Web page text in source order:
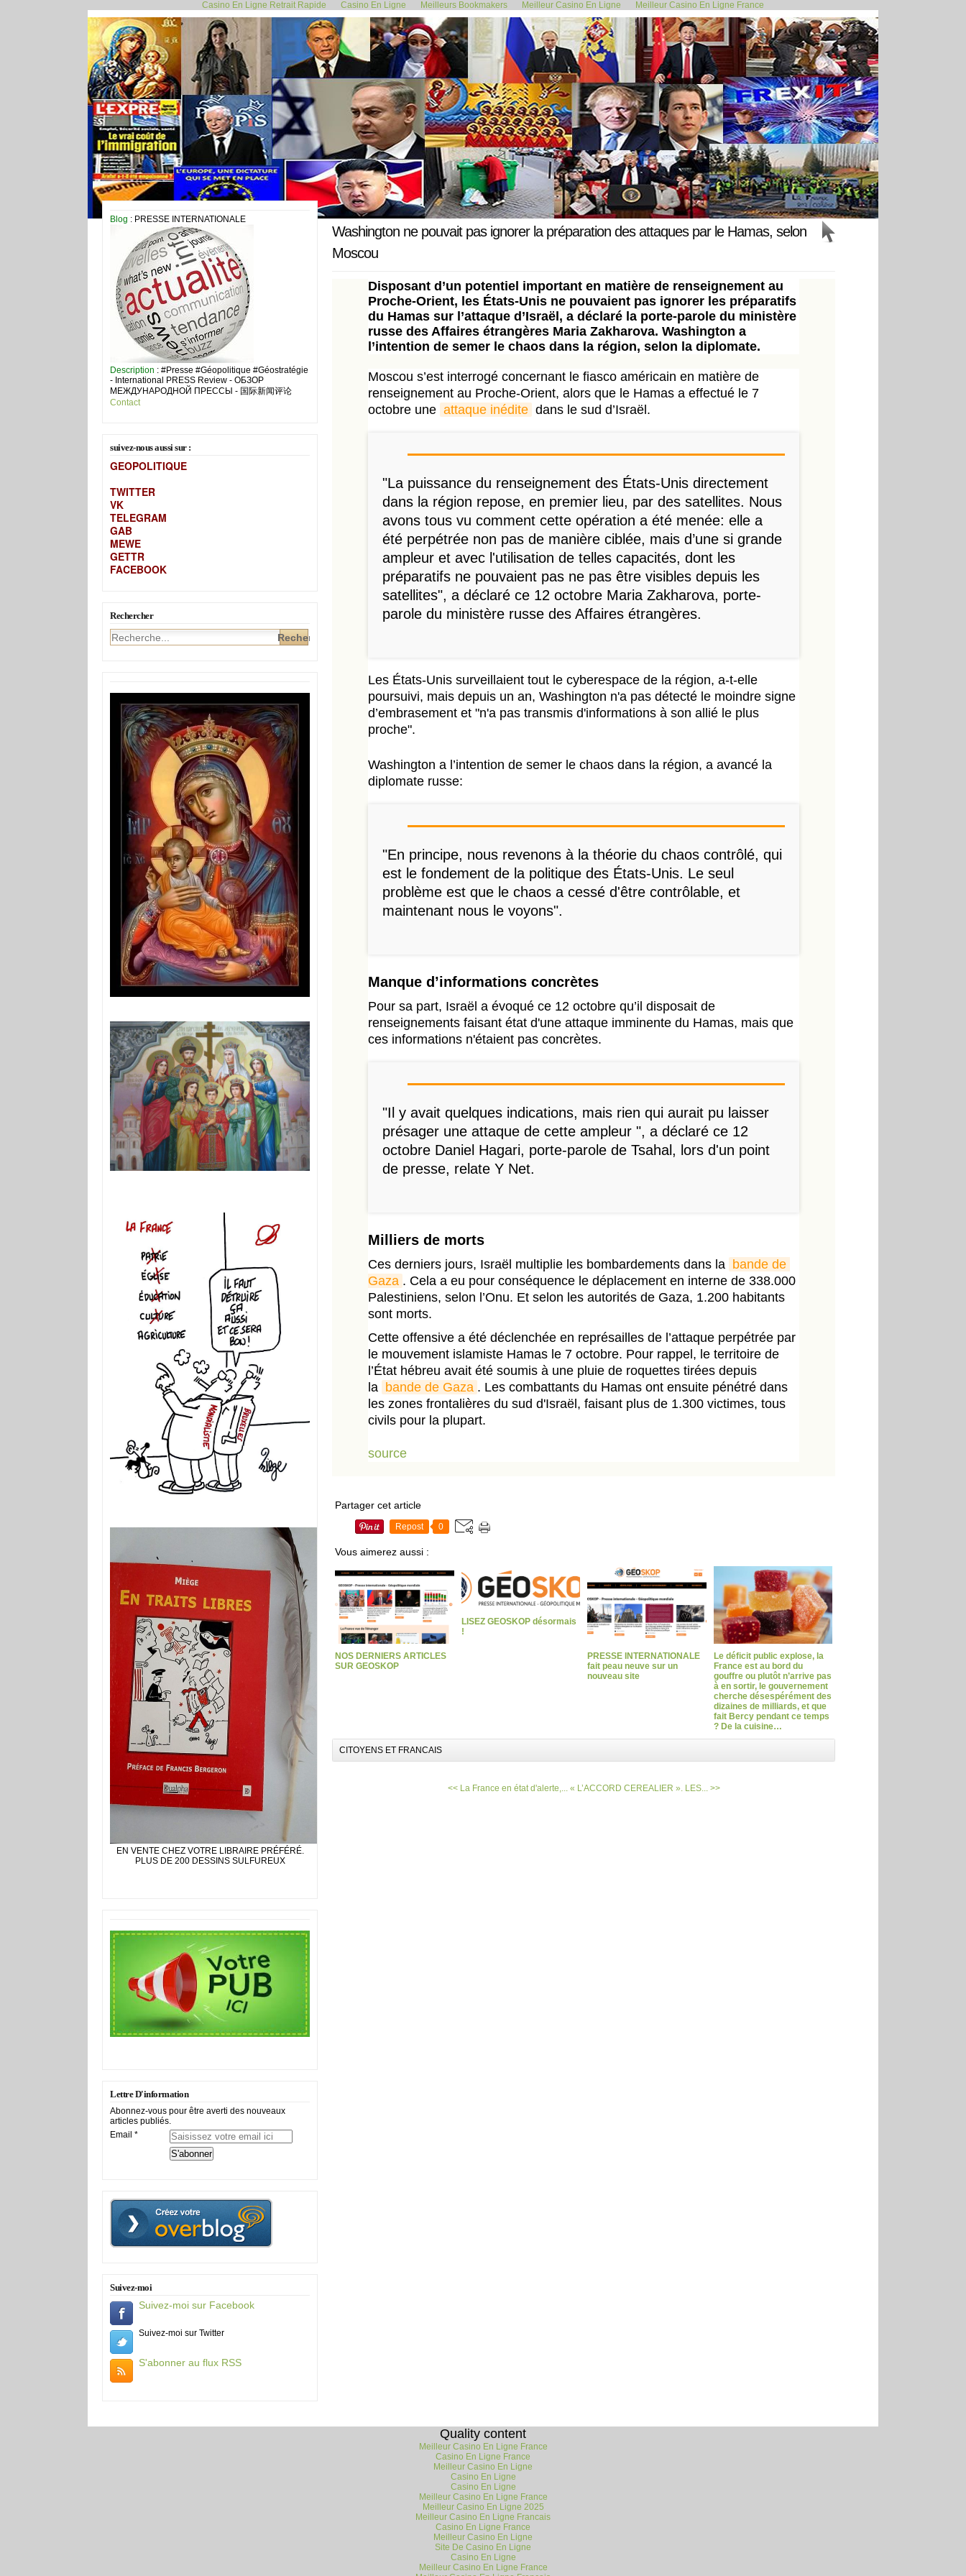
Casino En Ligne Retrait Rapide Casino En Ligne Meilleurs Bookmakers Meilleur Casino En Ligne Meilleur Casino En Ligne France
Blog : PRESSE INTERNATIONALE
Description : #Presse #Géopolitique #Géostratégie
- International PRESS Review - ОБЗОР
МЕЖДУНАРОДНОЙ ПРЕССЫ - 国际新闻评论
Contact
suivez-nous aussi sur :
GEOPOLITIQUE
TWITTER
VK
TELEGRAM
GAB
MEWE
GETTR
FACEBOOK
Rechercher
EN VENTE CHEZ VOTRE LIBRAIRE PRÉFÉRÉ.
PLUS DE 200 DESSINS SULFUREUX
Lettre D'information
Abonnez-vous pour être averti des nouveaux
articles publiés.
Email
Suivez-moi
Suivez-moi sur Facebook
Suivez-moi sur Twitter
S'abonner au flux RSS
<< La France en état d'alerte,... « L’ACCORD CEREALIER ». LES... >>
12 octobre 2023
Washington ne pouvait pas ignorer la préparation des attaques par le Hamas, selon
Moscou
Disposant d’un potentiel important en matière de renseignement au
Proche-Orient, les États-Unis ne pouvaient pas ignorer les préparatifs
du Hamas sur l’attaque d’Israël, a déclaré la porte-parole du ministère
russe des Affaires étrangères Maria Zakharova. Washington a
l’intention de semer le chaos dans la région, selon la diplomate.
Moscou s’est interrogé concernant le fiasco américain en matière de
renseignement au Proche-Orient, alors que le Hamas a effectué le 7
octobre une attaque inédite dans le sud d’Israël.
"La puissance du renseignement des États-Unis directement
dans la région repose, en premier lieu, par des satellites. Nous
avons tous vu comment cette opération a été menée: elle a
été perpétrée non pas de manière ciblée, mais d’une si grande
ampleur et avec l'utilisation de telles capacités, dont les
préparatifs ne pouvaient pas ne pas être visibles depuis les
satellites", a déclaré ce 12 octobre Maria Zakharova, porte-
parole du ministère russe des Affaires étrangères.
Les États-Unis surveillaient tout le cyberespace de la région, a-t-elle
poursuivi, mais depuis un an, Washington n'a pas détecté le moindre signe
d’embrasement et "n'a pas transmis d'informations à son allié le plus
proche".
Washington a l’intention de semer le chaos dans la région, a avancé la
diplomate russe:
"En principe, nous revenons à la théorie du chaos contrôlé, qui
est le fondement de la politique des États-Unis. Le seul
problème est que le chaos a cessé d'être contrôlable, et
maintenant nous le voyons".
Manque d’informations concrètes
Pour sa part, Israël a évoqué ce 12 octobre qu’il disposait de
renseignements faisant état d'une attaque imminente du Hamas, mais que
ces informations n'étaient pas concrètes.
"Il y avait quelques indications, mais rien qui aurait pu laisser
présager une attaque de cette ampleur ", a déclaré ce 12
octobre Daniel Hagari, porte-parole de Tsahal, lors d'un point
de presse, relate Y Net.
Milliers de morts
Ces derniers jours, Israël multiplie les bombardements dans la bande de
Gaza . Cela a eu pour conséquence le déplacement en interne de 338.000
Palestiniens, selon l’Onu. Et selon les autorités de Gaza, 1.200 habitants
sont morts.
Cette offensive a été déclenchée en représailles de l’attaque perpétrée par
le mouvement islamiste Hamas le 7 octobre. Pour rappel, le territoire de
l’État hébreu avait été soumis à une pluie de roquettes tirées depuis
la bande de Gaza . Les combattants du Hamas ont ensuite pénétré dans
les zones frontalières du sud d'Israël, faisant plus de 1.300 victimes, tous
civils pour la plupart.
source
Partager cet article
Repost 0
Vous aimerez aussi :
NOS DERNIERS ARTICLES
SUR GEOSKOP
LISEZ GEOSKOP désormais
!
PRESSE INTERNATIONALE
fait peau neuve sur un
nouveau site
Le déficit public explose, la
France est au bord du
gouffre ou plutôt n’arrive pas
à en sortir, le gouvernement
cherche désespérément des
dizaines de milliards, et que
fait Bercy pendant ce temps
? De la cuisine…
CITOYENS ET FRANCAIS
<< La France en état d'alerte,... « L’ACCORD CEREALIER ». LES... >>
Quality content
Meilleur Casino En Ligne France
Casino En Ligne France
Meilleur Casino En Ligne
Casino En Ligne
Casino En Ligne
Meilleur Casino En Ligne France
Meilleur Casino En Ligne 2025
Meilleur Casino En Ligne Francais
Casino En Ligne France
Meilleur Casino En Ligne
Site De Casino En Ligne
Casino En Ligne
Meilleur Casino En Ligne France